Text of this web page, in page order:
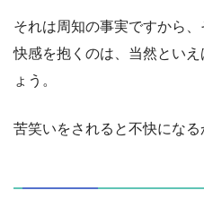
それは周知の事実ですから
快感を抱くのは、当然とい
ょう。
苦笑いをされると不快になる